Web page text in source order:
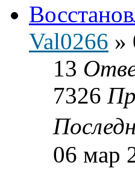
Val0266 »
13
7326
06 мар